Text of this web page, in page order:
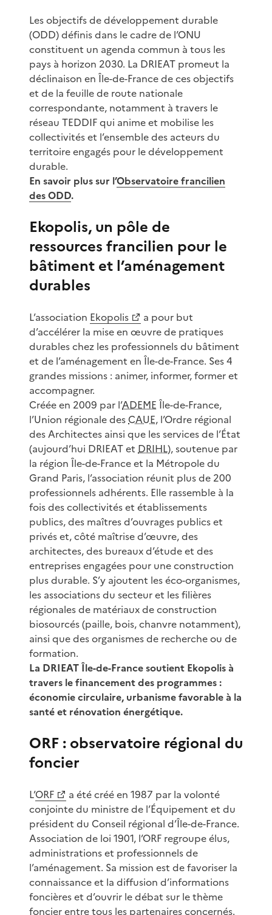
Les objectifs de développement durable
(ODD) définis dans le cadre de l’ONU
constituent un agenda commun à tous les
pays à horizon 2030. La DRIEAT promeut la
déclinaison en Île-de-France de ces objectifs
et de la feuille de route nationale
correspondante, notamment à travers le
réseau TEDDIF qui anime et mobilise les
collectivités et l’ensemble des acteurs du
territoire engagés pour le développement
durable.
En savoir plus sur l’Observatoire francilien
des ODD.
Ekopolis, un pôle de
ressources francilien pour le
bâtiment et l’aménagement
durables
L’association Ekopolis
a pour but
d’accélérer la mise en œuvre de pratiques
durables chez les professionnels du bâtiment
et de l’aménagement en Île-de-France. Ses 4
grandes missions : animer, informer, former et
accompagner.
Créée en 2009 par l’ADEME Île-de-France,
l’Union régionale des CAUE, l’Ordre régional
des Architectes ainsi que les services de l’État
(aujourd’hui DRIEAT et DRIHL), soutenue par
la région Île-de-France et la Métropole du
Grand Paris, l’association réunit plus de 200
professionnels adhérents. Elle rassemble à la
fois des collectivités et établissements
publics, des maîtres d’ouvrages publics et
privés et, côté maîtrise d’œuvre, des
architectes, des bureaux d’étude et des
entreprises engagées pour une construction
plus durable. S’y ajoutent les éco-organismes,
les associations du secteur et les filières
régionales de matériaux de construction
biosourcés (paille, bois, chanvre notamment),
ainsi que des organismes de recherche ou de
formation.
La DRIEAT Île-de-France soutient Ekopolis à
travers le financement des programmes :
économie circulaire, urbanisme favorable à la
santé et rénovation énergétique.
ORF : observatoire régional du
foncier
L’ORF
a été créé en 1987 par la volonté
conjointe du ministre de l’Équipement et du
président du Conseil régional d’Île-de-France.
Association de loi 1901, l’ORF regroupe élus,
administrations et professionnels de
l’aménagement. Sa mission est de favoriser la
connaissance et la diffusion d’informations
foncières et d’ouvrir le débat sur le thème
foncier entre tous les partenaires concernés.